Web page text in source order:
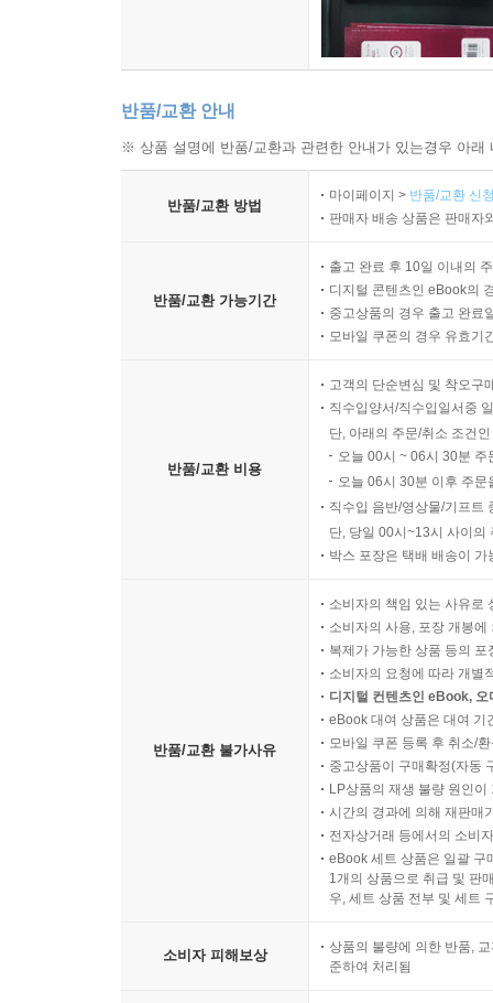
반품/교환 안내
※ 상품 설명에 반품/교환과 관련한 안내가 있는경우 아
반품/교환 방법
마이페이지 > 반품/교환 신
판매자 배송 상품은 판매자
반품/교환 가능기간
출고 완료 후 10일 이내의
디지털 콘텐츠인 eBook의
중고상품의 경우 출고 완료
모바일 쿠폰의 경우 유효기
반품/교환 비용
고객의 단순변심 및 착오구
직수입양서/직수입일서중
단, 아래의 주문/취소 조건
오늘 00시 ~ 06시 30분
오늘 06시 30분 이후 주
직수입 음반/영상물/기프트
단, 당일 00시~13시 사이의
박스 포장은 택배 배송이
반품/교환 불가사유
소비자의 책임 있는 사유로
소비자의 사용, 포장 개봉
복제가 가능한 상품 등의
소비자의 요청에 따라 개별
디지털 컨텐츠인 eBook,
eBook 대여 상품은 대여 기
모바일 쿠폰 등록 후 취소/
중고상품이 구매확정(자동
LP상품의 재생 불량 원인
시간의 경과에 의해 재판매
전자상거래 등에서의 소비
eBook 세트 상품은 일괄 구
1개의 상품으로 취급 및 판
우, 세트 상품 전부 및 세트
소비자 피해보상
상품의 불량에 의한 반품,
준하여 처리됨